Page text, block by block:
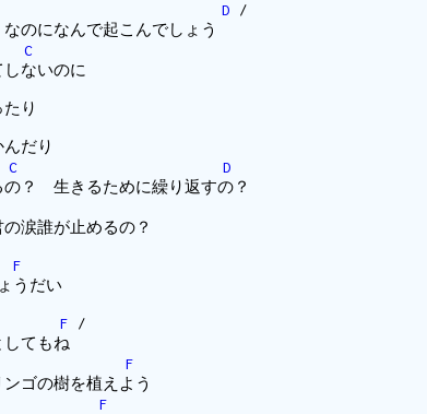
D /
のになんで起こんでしょう
C
ないのに
り
だり
C
D
？ 生きるために繰り返すの？
涙誰が止めるの？
F
だい
F /
てもね
F
ゴの樹を植えよう
F